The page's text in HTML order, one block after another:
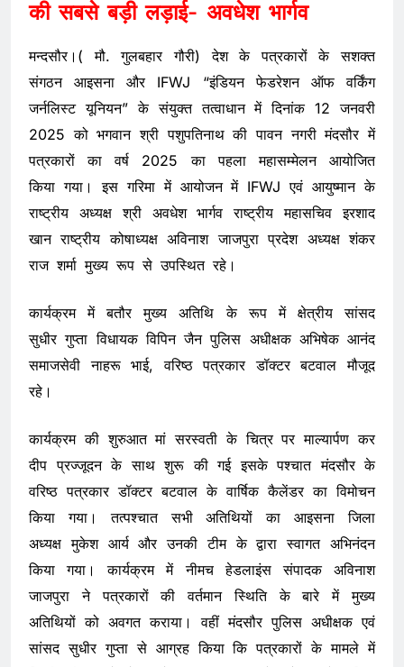
की सबसे बड़ी लड़ाई- अवधेश भार्गव
मन्दसौर।( मौ. गुलबहार गौरी) देश के पत्रकारों के सशक्त
संगठन आइसना और IFWJ “इंडियन फेडरेशन ऑफ वर्किंग
जर्नलिस्ट यूनियन” के संयुक्त तत्वाधान में दिनांक 12 जनवरी
2025 को भगवान श्री पशुपतिनाथ की पावन नगरी मंदसौर में
पत्रकारों का वर्ष 2025 का पहला महासम्मेलन आयोजित
किया गया। इस गरिमा में आयोजन में IFWJ एवं आयुष्मान के
राष्ट्रीय अध्यक्ष श्री अवधेश भार्गव राष्ट्रीय महासचिव इरशाद
खान राष्ट्रीय कोषाध्यक्ष अविनाश जाजपुरा प्रदेश अध्यक्ष शंकर
राज शर्मा मुख्य रूप से उपस्थित रहे।
कार्यक्रम में बतौर मुख्य अतिथि के रूप में क्षेत्रीय सांसद
सुधीर गुप्ता विधायक विपिन जैन पुलिस अधीक्षक अभिषेक आनंद
समाजसेवी नाहरू भाई, वरिष्ठ पत्रकार डॉक्टर बटवाल मौजूद
रहे।
कार्यक्रम की शुरुआत मां सरस्वती के चित्र पर माल्यार्पण कर
दीप प्रज्जूदन के साथ शुरू की गई इसके पश्चात मंदसौर के
वरिष्ठ पत्रकार डॉक्टर बटवाल के वार्षिक कैलेंडर का विमोचन
किया गया। तत्पश्चात सभी अतिथियों का आइसना जिला
अध्यक्ष मुकेश आर्य और उनकी टीम के द्वारा स्वागत अभिनंदन
किया गया। कार्यक्रम में नीमच हेडलाइंस संपादक अविनाश
जाजपुरा ने पत्रकारों की वर्तमान स्थिति के बारे में मुख्य
अतिथियों को अवगत कराया। वहीं मंदसौर पुलिस अधीक्षक एवं
सांसद सुधीर गुप्ता से आग्रह किया कि पत्रकारों के मामले में